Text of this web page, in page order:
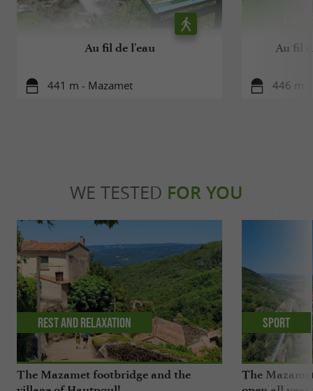
Au fil de l'eau
441 m - Mazamet
Au fil
446 m -
WE TESTED FOR YOU
The Mazamet footbridge and the
Rest and relaxation
The
Sport